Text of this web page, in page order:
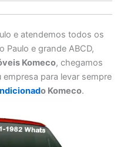
e atendemos todos os
Paulo e grande ABCD,
Komeco, chegamos
para levar sempre
o Komeco.